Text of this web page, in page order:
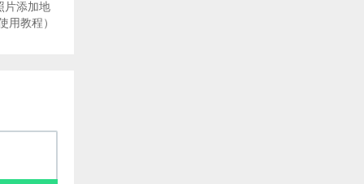
片添加地
用教程）